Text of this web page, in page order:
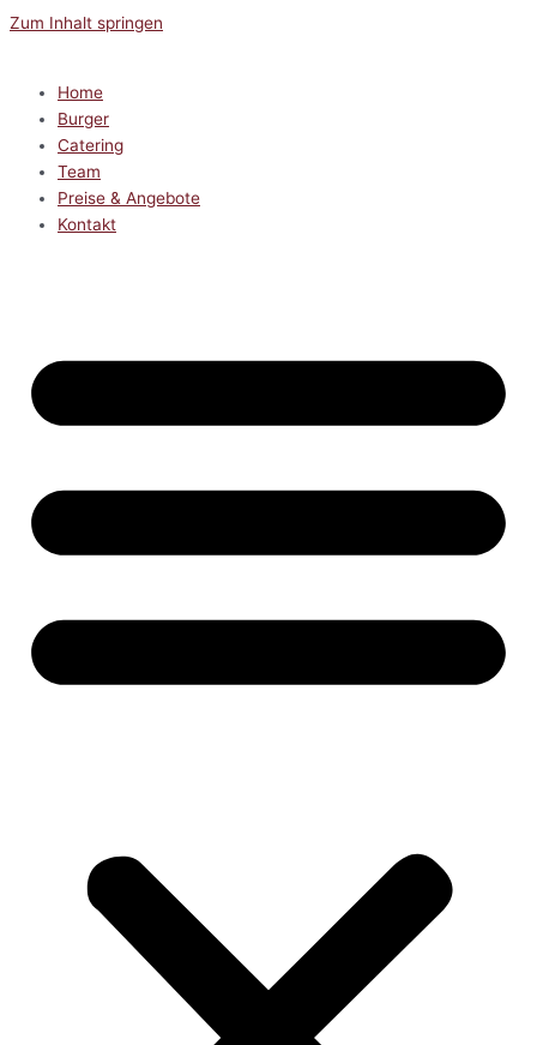
Zum Inhalt springen
Home
Burger
Catering
Team
Preise & Angebote
Kontakt